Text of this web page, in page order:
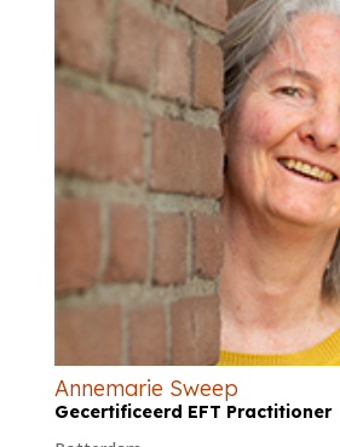
Annemarie Sweep
Gecertificeerd EFT Practitioner